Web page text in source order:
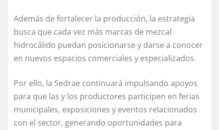
Además de fortalecer la producción, la estrategia
busca que cada vez más marcas de mezcal
hidrocálido puedan posicionarse y darse a conocer
en nuevos espacios comerciales y especializados.
Por ello, la Sedrae continuará impulsando apoyos
para que las y los productores participen en ferias
municipales, exposiciones y eventos relacionados
con el sector, generando oportunidades para